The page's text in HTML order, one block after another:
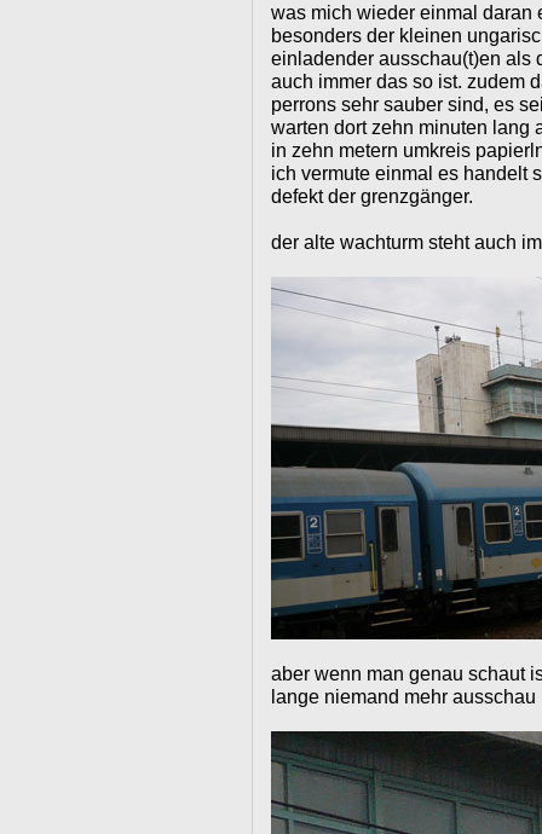
was mich wieder einmal daran
besonders der kleinen
einladender ausschau(t)en als
auch immer das so ist. zudem
perrons sehr sauber sind, es
warten dort zehn minuten lang
in zehn metern umkreis
ich vermute einmal es handelt
defekt der grenzgänger.
der alte wachturm steht auch
aber wenn man genau schaut
lange niemand mehr